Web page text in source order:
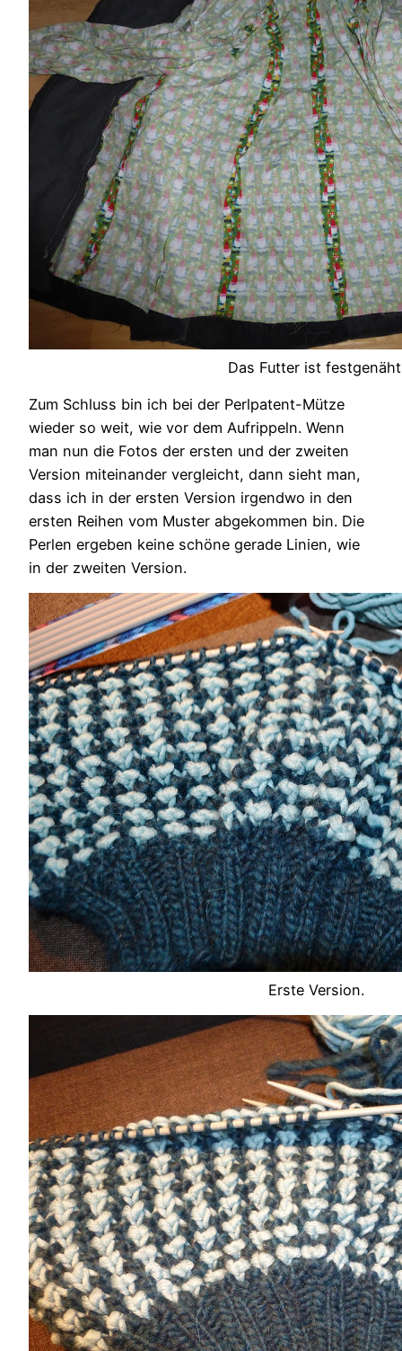
Das Futter ist
Zum Schluss bin ich bei der Perlpatent-Mütze
wieder so weit, wie vor dem Aufrippeln. Wenn
man nun die Fotos der ersten und der zweiten
Version miteinander vergleicht, dann sieht man,
dass ich in der ersten Version irgendwo in den
ersten Reihen vom Muster abgekommen bin. Die
Perlen ergeben keine schöne gerade Linien, wie
in der zweiten Version.
Erste Version.